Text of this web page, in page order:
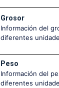
Grosor
Información del
diferentes
Peso
Información del
diferentes